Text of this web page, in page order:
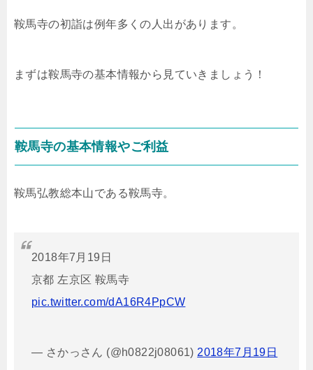
鞍馬寺の初詣は例年多くの人出があります。
まずは鞍馬寺の基本情報から見ていきましょう！
鞍馬寺の基本情報やご利益
鞍馬弘教総本山である鞍馬寺。
2018年7月19日
京都 左京区 鞍馬寺
pic.twitter.com/dA16R4PpCW
— さかっさん (@h0822j08061) 2018年7月19日